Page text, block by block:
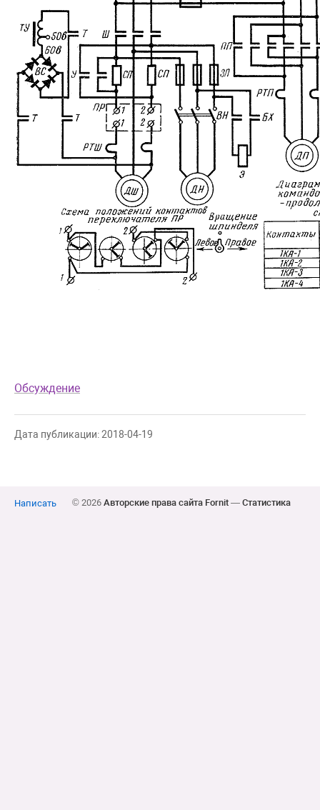
Обсуждение
Дата публикации: 2018-04-19
Написать © 2026 Авторские права сайта Fornit— Статистика